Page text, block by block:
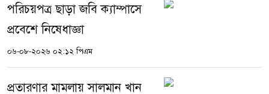
পরিচয়পত্র ছাড়া জবি ক্যাম্পাসে
প্রবেশে নিষেধাজ্ঞা
০৬-০৮-২০২৬ ০২:১২ পিএম
প্রতারণার মামলায় সালমান খান